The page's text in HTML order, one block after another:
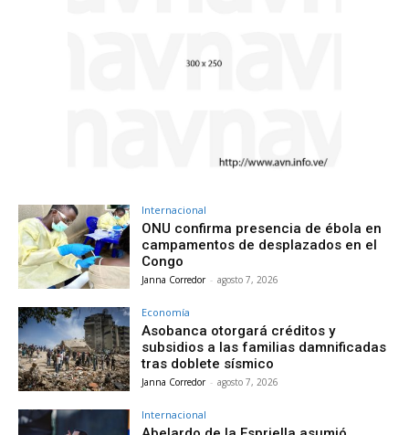
Internacional
ONU confirma presencia de ébola en
campamentos de desplazados en el
Congo
Janna Corredor - agosto 7, 2026
Economía
Asobanca otorgará créditos y
subsidios a las familias damnificadas
tras doblete sísmico
Janna Corredor - agosto 7, 2026
Internacional